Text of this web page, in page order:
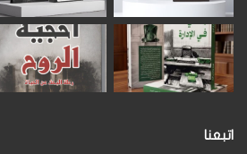
اتبعنا